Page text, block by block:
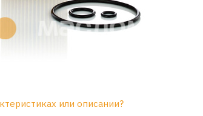
или описании?